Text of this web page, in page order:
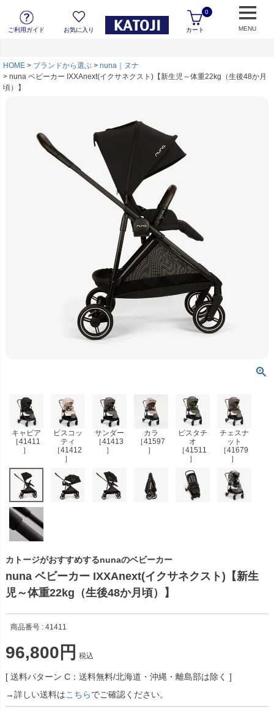
ご利用ガイド お気に入り カート
0
MENU
HOME ブランドから選ぶ
nuna｜ヌナ
nuna ベビーカー IXXAnext(イクサネクスト)【新生児～体重22kg（生後48か月
頃）】
キャビア
［41411
］
ビスコッ
ティ
［41412
］
サンダー
［41413
］
カラ
［41597
］
ピスタチ
オ
［41511
］
チェスナ
ット
［41679
］
カトージがおすすめするnunaのベビーカー
nuna ベビーカー IXXAnext(イクサネクスト)【新生
児～体重22kg（生後48か月頃）】
商品番号 41411
96,800 税込
送料パターン C：送料無料/北海道・沖縄・離島部は除く
→詳しい送料はこちらでご確認ください。